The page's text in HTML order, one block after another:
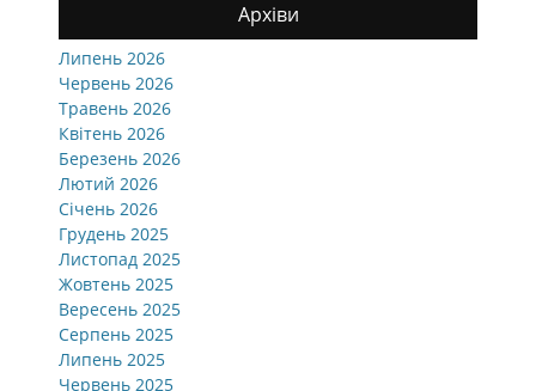
Архіви
Липень 2026
Червень 2026
Травень 2026
Квітень 2026
Березень 2026
Лютий 2026
Січень 2026
Грудень 2025
Листопад 2025
Жовтень 2025
Вересень 2025
Серпень 2025
Липень 2025
Червень 2025